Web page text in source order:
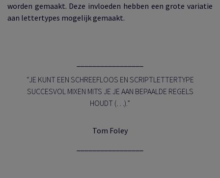
worden gemaakt. Deze invloeden hebben een grote variatie
aan lettertypes mogelijk gemaakt.
“JE KUNT EEN SCHREEFLOOS EN SCRIPTLETTERTYPE
SUCCESVOL MIXEN MITS JE JE AAN BEPAALDE REGELS
HOUDT (…).”
Tom Foley